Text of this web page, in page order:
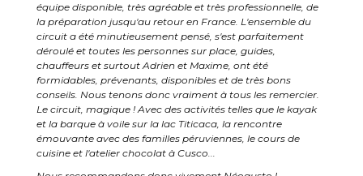
équipe disponible, très agréable et très professionnelle, de
la préparation jusqu'au retour en France. L'ensemble du
circuit a été minutieusement pensé, s'est parfaitement
déroulé et toutes les personnes sur place, guides,
chauffeurs et surtout Adrien et Maxime, ont été
formidables, prévenants, disponibles et de très bons
conseils. Nous tenons donc vraiment à tous les remercier.
Le circuit, magique ! Avec des activités telles que le kayak
et la barque à voile sur la lac Titicaca, la rencontre
émouvante avec des familles péruviennes, le cours de
cuisine et l'atelier chocolat à Cusco...